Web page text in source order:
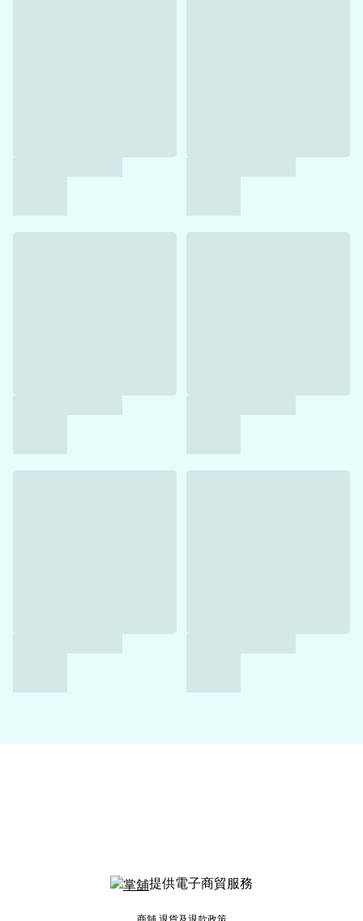
提供電子商貿服務